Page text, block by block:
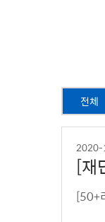
전체
[재
[50+